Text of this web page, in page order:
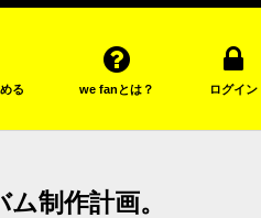
る we fanとは？ ログイン
制作計画。